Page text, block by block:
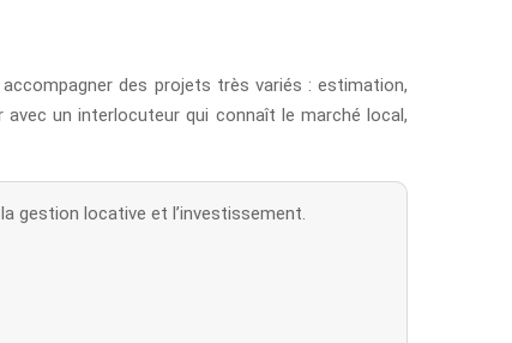
des projets très variés : estimation,
un interlocuteur qui connaît le marché local,
gestion locative et l’investissement.